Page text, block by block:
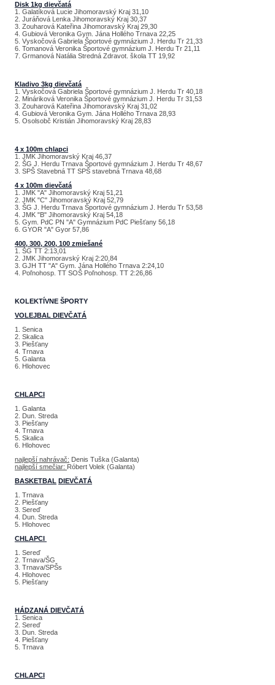
Disk 1kg dievčatá
1. Galatíková Lucie Jihomoravský Kraj 31,10
2. Juráňová Lenka Jihomoravský Kraj 30,37
3. Zouharová Kateřina Jihomoravský Kraj 29,30
4. Gubiová Veronika Gym. Jána Hollého Trnava 22,25
5. Vyskočová Gabriela Športové gymnázium J. Herdu Tr 21,33
6. Tomanová Veronika Športové gymnázium J. Herdu Tr 21,11
7. Grmanová Natália Stredná Zdravot. škola TT 19,92
Kladivo 3kg dievčatá
1. Vyskočová Gabriela Športové gymnázium J. Herdu Tr 40,18
2. Mináriková Veronika Športové gymnázium J. Herdu Tr 31,53
3. Zouharová Kateřina Jihomoravský Kraj 31,02
4. Gubiová Veronika Gym. Jána Hollého Trnava 28,93
5. Osolsobč Kristián Jihomoravský Kraj 28,83
4 x 100m chlapci
1. JMK Jihomoravský Kraj 46,37
2. ŠG J. Herdu Trnava Športové gymnázium J. Herdu Tr 48,67
3. SPŠ Stavebná TT SPŠ stavebná Trnava 48,68
4 x 100m dievčatá
1. JMK "A" Jihomoravský Kraj 51,21
2. JMK "C" Jihomoravský Kraj 52,79
3. ŠG J. Herdu Trnava Športové gymnázium J. Herdu Tr 53,58
4. JMK "B" Jihomoravský Kraj 54,18
5. Gym. PdC PN "A" Gymnázium PdC Piešťany 56,18
6. GYOR "A" Gyor 57,86
400, 300, 200, 100 zmiešané
1. ŠG TT 2:13,01
2. JMK Jihomoravský Kraj 2:20,84
3. GJH TT "A" Gym. Jána Hollého Trnava 2:24,10
4. Poľnohosp. TT SOŠ Poľnohosp. TT 2:26,86
KOLEKTÍVNE ŠPORTY
VOLEJBAL DIEVČATÁ
1. Senica
2. Skalica
3. Piešťany
4. Trnava
5. Galanta
6. Hlohovec
CHLAPCI
1. Galanta
2. Dun. Streda
3. Piešťany
4. Trnava
5. Skalica
6. Hlohovec
najlepší nahrávač: Denis Tuška (Galanta)
najlepší smečiar: Róbert Volek (Galanta)
BASKETBAL DIEVČATÁ
1. Trnava
2. Piešťany
3. Sereď
4. Dun. Streda
5. Hlohovec
CHLAPCI
1. Sereď
2. Trnava/ŠG
3. Trnava/SPŠs
4. Hlohovec
5. Piešťany
HÁDZANÁ DIEVČATÁ
1. Senica
2. Sereď
3. Dun. Streda
4. Piešťany
5. Trnava
CHLAPCI